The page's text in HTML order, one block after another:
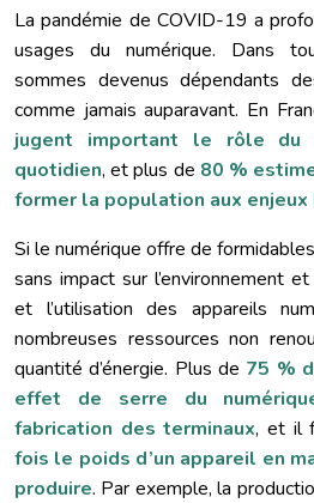
La pandémie de COVID-19 a
usages du numérique. Dans
sommes devenus dépendants
comme jamais auparavant. En
jugent important le rôle du
quotidien, et plus de 80 %
former la population aux enjeux
Si le numérique offre de
sans impact sur l’environnement
et l’utilisation des appareils
nombreuses ressources non
quantité d’énergie. Plus de 75 %
effet de serre du
fabrication des terminaux, et il
fois le poids d’un appareil en
produire. Par exemple, la